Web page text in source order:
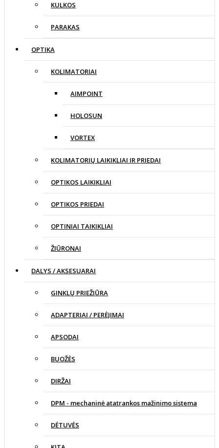
KULKOS
PARAKAS
OPTIKA
KOLIMATORIAI
AIMPOINT
HOLOSUN
VORTEX
KOLIMATORIŲ LAIKIKLIAI IR PRIEDAI
OPTIKOS LAIKIKLIAI
OPTIKOS PRIEDAI
OPTINIAI TAIKIKLIAI
ŽIŪRONAI
DALYS / AKSESUARAI
GINKLŲ PRIEŽIŪRA
ADAPTERIAI / PERĖJIMAI
APSODAI
BUOŽĖS
DIRŽAI
DPM - mechaninė atatrankos mažinimo sistema
DĖTUVĖS